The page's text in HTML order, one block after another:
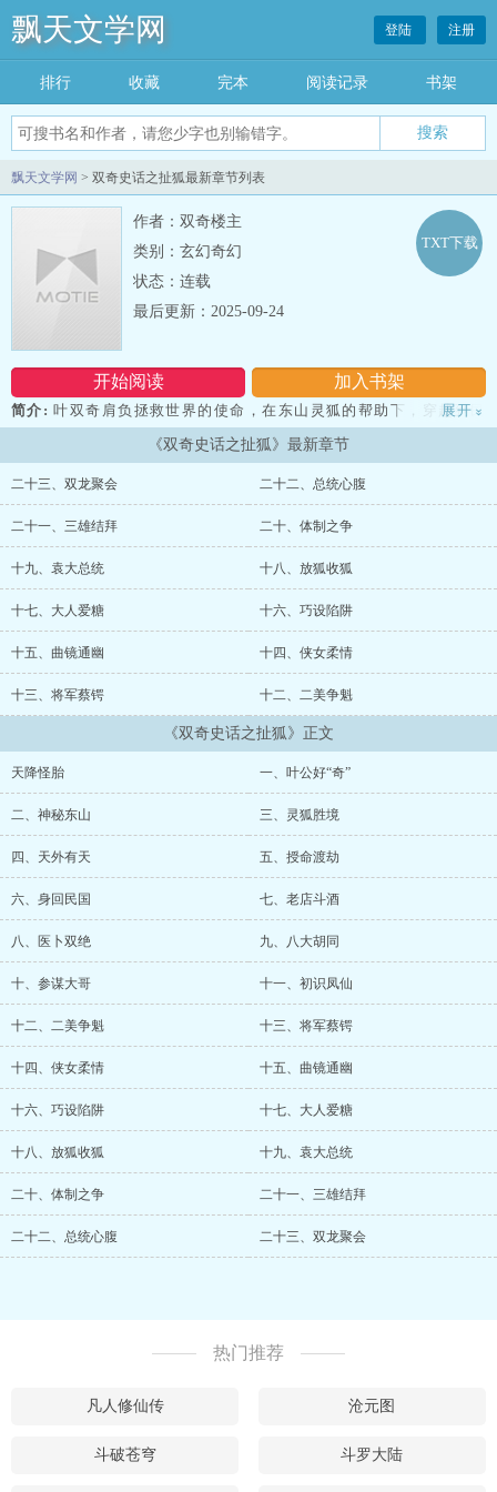
飘天文学网 登陆 注册
排行 收藏 完本 阅读记录 书架
飘天文学网 > 双奇史话之扯狐最新章节列表
作者：双奇楼主
类别：玄幻奇幻
状态：连载
开始阅读 加入书架
TXT下载
最后更新：2025-09-24
简介: 叶双奇肩负拯救世界的使命，在东山灵狐的帮助下，穿越到民
国乱世，卷进窃国与护国的激烈斗争漩涡……各种错综复杂的矛盾纷
至沓来，人界与狐界，中国与列强，恋人情，兄弟义，裹挟着叶双奇
身不由己地前行，不知不觉中，一代名妓小凤仙悄然出现在面
展开 »
《双奇史话之扯狐》最新章节
二十三、双龙聚会 二十二、总统心腹
二十一、三雄结拜 二十、体制之争
十九、袁大总统 十八、放狐收狐
十七、大人爱糖 十六、巧设陷阱
十五、曲镜通幽 十四、侠女柔情
十三、将军蔡锷 十二、二美争魁
《双奇史话之扯狐》正文
天降怪胎 一、叶公好“奇”
二、神秘东山 三、灵狐胜境
四、天外有天 五、授命渡劫
六、身回民国 七、老店斗酒
八、医卜双绝 九、八大胡同
十、参谋大哥 十一、初识凤仙
十二、二美争魁 十三、将军蔡锷
十四、侠女柔情 十五、曲镜通幽
十六、巧设陷阱 十七、大人爱糖
十八、放狐收狐 十九、袁大总统
二十、体制之争 二十一、三雄结拜
二十二、总统心腹 二十三、双龙聚会
热门推荐
凡人修仙传 沧元图
斗破苍穹 斗罗大陆